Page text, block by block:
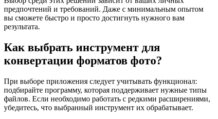
предпочтений и требований. Даже с минимальным опытом
вы сможете быстро и просто достигнуть нужного вам
результата.
Как выбрать инструмент для
конвертации форматов фото?
При выборе приложения следует учитывать функционал:
подбирайте программу, которая поддерживает нужные типы
файлов. Если необходимо работать с редкими расширениями,
убедитесь, что выбранный инструмент их обрабатывает.